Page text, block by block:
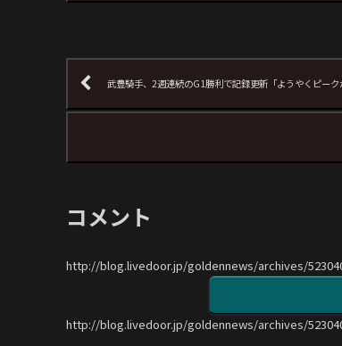
武豊騎手、2週連続のG1勝利で記録更新「ようやくピーク
コメント
http://blog.livedoor.jp/goldennews/archives/
http://blog.livedoor.jp/goldennews/archives/